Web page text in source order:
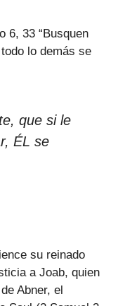
6, 33 “Busquen
lo demás se
que si le
ÉL se
su reinado
a Joab, quien
Abner, el